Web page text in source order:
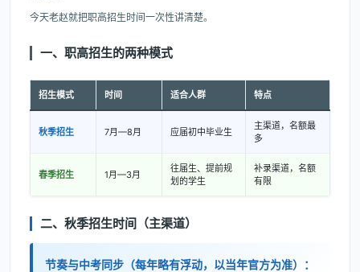
今天老赵就把职高招生时间一次性讲清楚。
一、职高招生的两种模式
招生模式 时间 适合人群 特点
秋季招生 7月—8月 应届初中毕业生
主渠道，名额最
多
春季招生 1月—3月
往届生、提前规
划的学生
补录渠道，名额
有限
二、秋季招生时间（主渠道）
节奏与中考同步（每年略有浮动，以当年官方为准）：